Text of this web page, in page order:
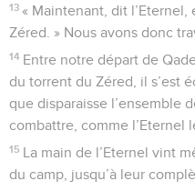
13 « Maintenant, dit
Zéred. » Nous avons donc
14 Entre notre départ de
du torrent du Zéred, il s’est
que disparaisse l’ensemble
combattre, comme l’Eternel
15 La main de l’Eternel vint
du camp, jusqu’à leur